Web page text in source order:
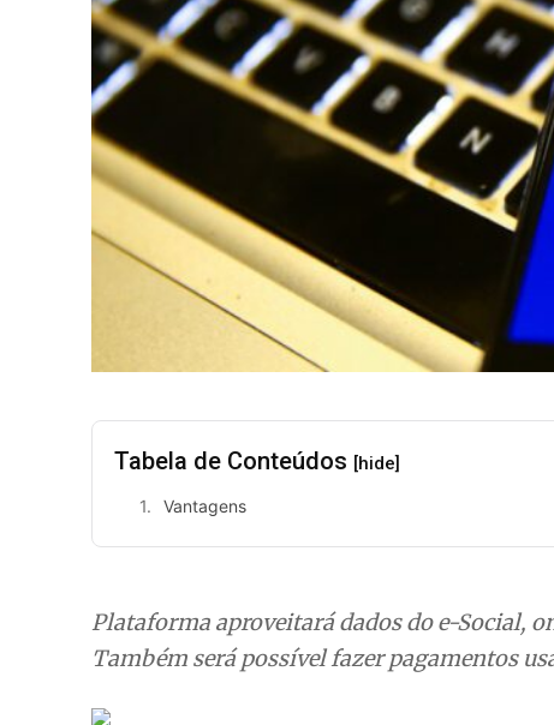
Tabela de Conteúdos [hide]
Vantagens
Plataforma aproveitará dados do e-Social,
Também será possível fazer pagamentos